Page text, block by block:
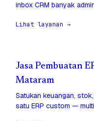
inbox CRM banyak
Lihat layanan →
Jasa Pembuatan
Mataram
Satukan keuangan,
satu ERP custom —